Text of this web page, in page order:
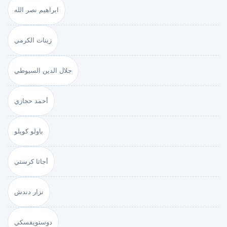
ابراهيم نصر الله
زينات الكرمي
جلال الدين السيوطي
أحمد حجازي
باولو كويلو
أجاثا كرستي
نزار دندش
دوستويفسكي